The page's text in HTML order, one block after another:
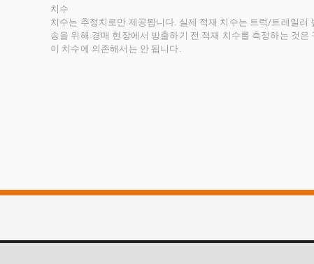
치수
치수는 추정치로만 제공됩니다. 실제 적재 치수는 트럭/트레일
송을 위해 경매 현장에서 방출하기 전 적재 치수를 측정하는 것
이 치수에 의존해서는 안 됩니다.